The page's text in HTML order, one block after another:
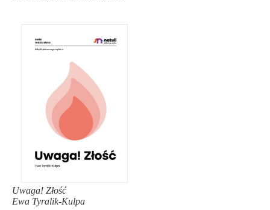
Uwaga! Złość
Ewa Tyralik-Kulpa